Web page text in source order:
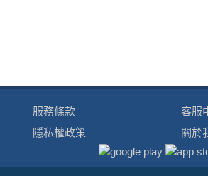
服務條款
隱私權政策
客服
關於